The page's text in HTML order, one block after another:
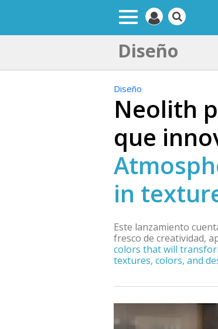
Diseño
Diseño
Neolith
que
in
Este lanzamiento
fresco de creatividad,
colors that will
textures, colors, and